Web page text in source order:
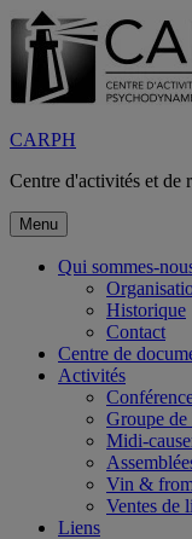
Aller
au
contenu
CARPH
Centre d'activités et de
Menu
Qui sommes-
Historique
Contact
Centre de
Activités
Groupe de
Midi-
Vin &
Ventes de
Liens